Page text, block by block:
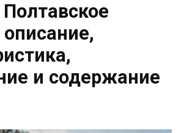
и содержание